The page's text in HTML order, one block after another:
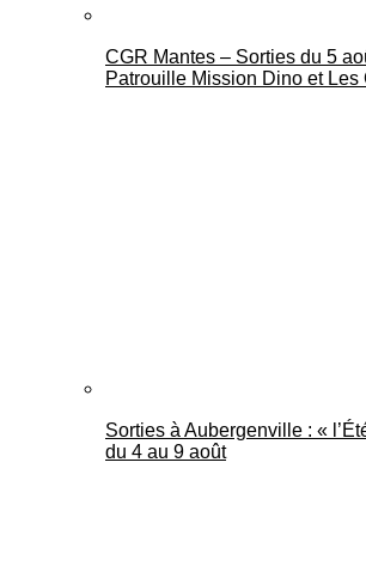
Mantes Actu
CGR Mantes – Sorties du 5
Patrouille Mission Dino et Les
Sorties à Aubergenville : «
du 4 au 9 août